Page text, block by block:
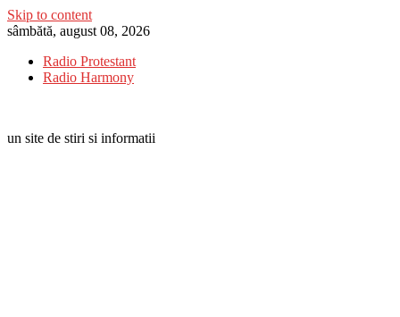
Skip to content
sâmbătă, august 08, 2026
Radio Protestant
Radio Harmony
un site de stiri si informatii